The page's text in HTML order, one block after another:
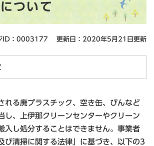
ついて
ID：0003177 更新日：2020年5月21日更新
る廃プラスチック、空き缶、びんなど
し、上伊那クリーンセンターやクリーン
入し処分することはできません。事業者
び清掃に関する法律」に基づき、以下の3